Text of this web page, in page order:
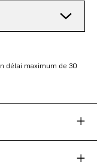
délai maximum de 30